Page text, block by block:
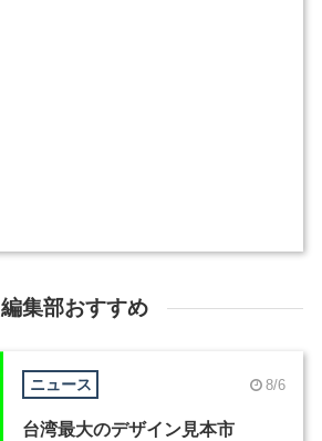
編集部おすすめ
ニュース 8/6
台湾最大のデザイン見本市